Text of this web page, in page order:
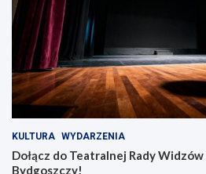
KULTURA WYDARZENIA
Dołącz do Teatralnej Rady
Bydgoszczy!